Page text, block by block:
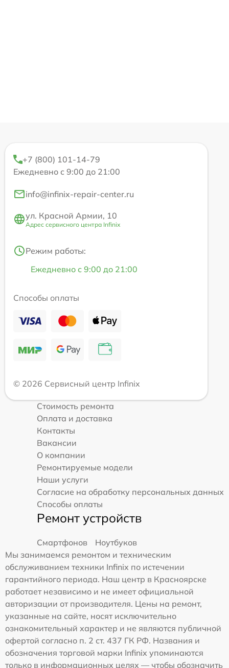
+7 (800) 101-14-79
Ежедневно с 9:00 до 21:00
info@infinix-repair-center.ru
ул. Красной Армии, 10
Адрес сервисного центра Infinix
Режим работы:
Ежедневно с 9:00 до 21:00
Способы оплаты
© 2026 Сервисный центр Infinix
Стоимость ремонта
Оплата и доставка
Контакты
Вакансии
О компании
Ремонтируемые модели
Наши услуги
Согласие на обработку персональных данных
Способы оплаты
Ремонт устройств
Смартфонов
Ноутбуков
Мы занимаемся ремонтом и техническим
обслуживанием техники Infinix по истечении
гарантийного периода. Наш центр в Красноярске
работает независимо и не имеет официальной
авторизации от производителя. Цены на ремонт,
указанные на сайте, носят исключительно
ознакомительный характер и не являются публичной
офертой согласно п. 2 ст. 437 ГК РФ. Названия и
обозначения торговой марки Infinix упоминаются
только в информационных целях — чтобы обозначить